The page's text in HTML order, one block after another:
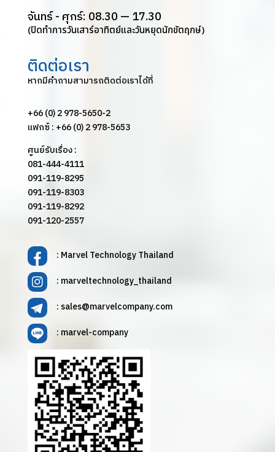
จันทร์ - ศุกร์: 08.30 — 17.30
(ปิดทำการวันเสาร์อาทิตย์และวันหยุดนักขัตฤกษ์)
ติดต่อเรา
หากมีคำถามสามารถติดต่อเราได้ที่
+66 (0) 2 978-5650-2
แฟกซ์ : +66 (0) 2 978-5653
ศูนย์รับเรื่อง :
081-444-4111
091-119-8295
091-119-8303
091-119-8292
091-120-2557
: Marvel Technology Thailand
: marveltechnology_thailand
: sales@marvelcompany.com
: marvel-company